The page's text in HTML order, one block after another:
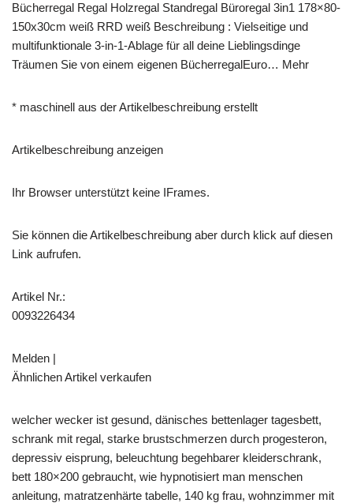
Bücherregal Regal Holzregal Standregal Büroregal 3in1 178×80-
150x30cm weiß RRD weiß Beschreibung : Vielseitige und
multifunktionale 3-in-1-Ablage für all deine Lieblingsdinge
Träumen Sie von einem eigenen BücherregalEuro… Mehr
* maschinell aus der Artikelbeschreibung erstellt
Artikelbeschreibung anzeigen
Ihr Browser unterstützt keine IFrames.
Sie können die Artikelbeschreibung aber durch klick auf diesen
Link aufrufen.
Artikel Nr.:
0093226434
Melden |
Ähnlichen Artikel verkaufen
welcher wecker ist gesund, dänisches bettenlager tagesbett,
schrank mit regal, starke brustschmerzen durch progesteron,
depressiv eisprung, beleuchtung begehbarer kleiderschrank,
bett 180×200 gebraucht, wie hypnotisiert man menschen
anleitung, matratzenhärte tabelle, 140 kg frau, wohnzimmer mit